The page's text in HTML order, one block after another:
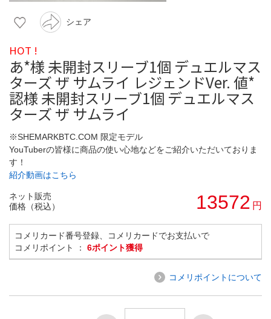
シェア
HOT !
あ*様 未開封スリーブ1個 デュエルマス
ターズ ザ サムライ レジェンドVer. 値*
認様 未開封スリーブ1個 デュエルマス
ターズ ザ サムライ
※SHEMARKBTC.COM 限定モデル
YouTuberの皆様に商品の使い心地などをご紹介いただいておりま
す！
紹介動画はこちら
ネット販売
価格（税込）
13572 円
コメリカード番号登録、コメリカードでお支払いで
コメリポイント ： 6ポイント獲得
コメリポイントについて